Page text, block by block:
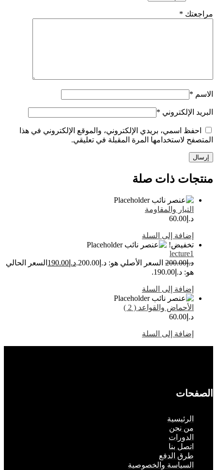
*
*
اسمي، بريدي الإلكتروني، والموقع الإلكتروني في هذا
لاستخدامها المرة المقبلة في تعليقي.
ذات صلة
والمقاومة
إلى السلة
200.00 السعر الأصلي هو: د.إ200.00. د.إ190.00السعر الحالي
إلى السلة
والقواعد ( 2 )
إلى السلة
الدفع
والخصوصية